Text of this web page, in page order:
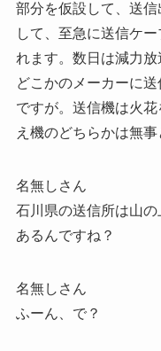
部分を仮設して、送
して、至急に送信ケ
れます。数日は減力放
どこかのメーカーに
ですが。送信機は火
え機のどちらかは無事
名無しさん
石川県の送信所は山
あるんですね？
名無しさん
ふーん、で？